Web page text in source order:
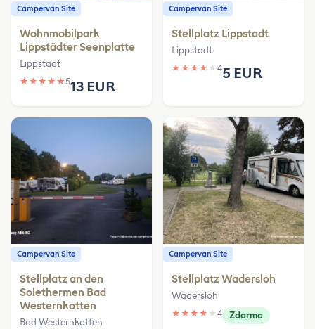
Campervan Site
Wohnmobilpark
Lippstädter Seenplatte
Lippstadt
★ ★ ★ ★ ★513 EUR
Campervan Site
Stellplatz Lippstadt
Lippstadt
★ ★ ★ ★ ★ 45 EUR
Campervan Site
Stellplatz an den
Solethermen Bad
Westernkotten
Bad Westernkotten
Campervan Site
Stellplatz Wadersloh
Wadersloh
★ ★ ★ ★ ★ 4 Zdarma